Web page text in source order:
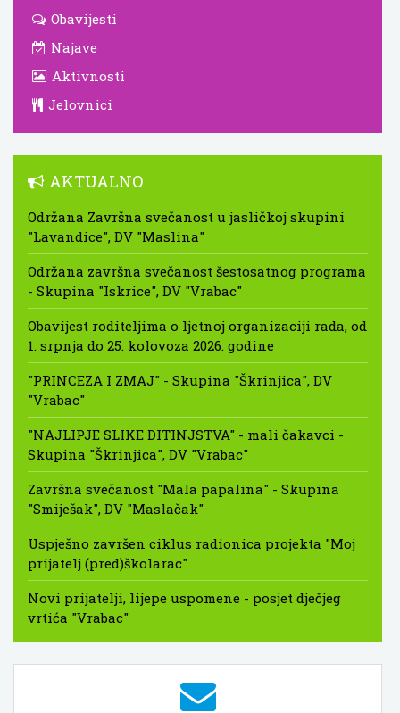
Obavijesti
Najave
Aktivnosti
Jelovnici
AKTUALNO
Održana Završna svečanost u jasličkoj skupini
"Lavandice", DV "Maslina"
Održana završna svečanost šestosatnog programa
- Skupina "Iskrice", DV "Vrabac"
Obavijest roditeljima o ljetnoj organizaciji rada, od
1. srpnja do 25. kolovoza 2026. godine
"PRINCEZA I ZMAJ" - Skupina "Škrinjica", DV
"Vrabac"
"NAJLIPJE SLIKE DITINJSTVA" - mali čakavci -
Skupina "Škrinjica", DV "Vrabac"
Završna svečanost "Mala papalina" - Skupina
"Smiješak", DV "Maslačak"
Uspješno završen ciklus radionica projekta "Moj
prijatelj (pred)školarac"
Novi prijatelji, lijepe uspomene - posjet dječjeg
vrtića "Vrabac"